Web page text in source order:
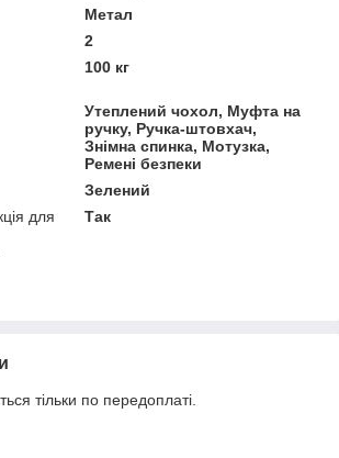
Метал
2
100 кг
Утеплений чохол, Муфта на
ручку, Ручка-штовхач,
Знімна спинка, Мотузка,
Ремені безпеки
Зелений
для
Так
тільки по передоплаті.